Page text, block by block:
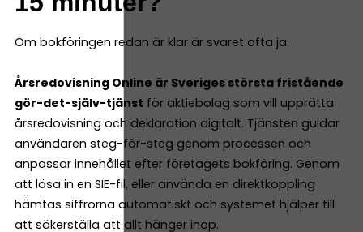
Om bokföringen redan är klar är svaret ofta ja.
Årsredovisning Online är Sveriges största fristående
gör-det-själv-tjänst för aktiebolag som vill upprätta
årsredovisning och deklaration digitalt. Tjänsten guidar
användaren steg-för-steg genom processen och
anpassar innehållet efter företagets bokföring. Genom
att läsa in en SIE-fil, eller använda en direktkoppling
hämtas siffrorna automatiskt och systemet hjälper till
att säkerställa att allt hänger ihop.